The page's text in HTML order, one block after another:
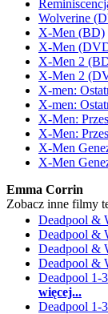
Wolverine
X-Men (BD)
X-Men
X-Men 2
X-Men 2
X-men:
X-men:
X-Men:
X-Men:
X-Men
X-Men
Emma Corrin
Zobacz inne filmy
Deadpool &
Deadpool &
Deadpool &
Deadpool &
Deadpool 1-
więcej...
Deadpool